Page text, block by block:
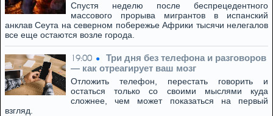
Спустя неделю после беспрецедентного
массового прорыва мигрантов в испанский
анклав Сеута на северном побережье Африки тысячи нелегалов
все еще остаются возле города.
19:00
Три дня без телефона и разговоров
— как отреагирует ваш мозг
Отложить телефон, перестать говорить и
остаться только со своими мыслями куда
сложнее, чем может показаться на первый
взгляд.